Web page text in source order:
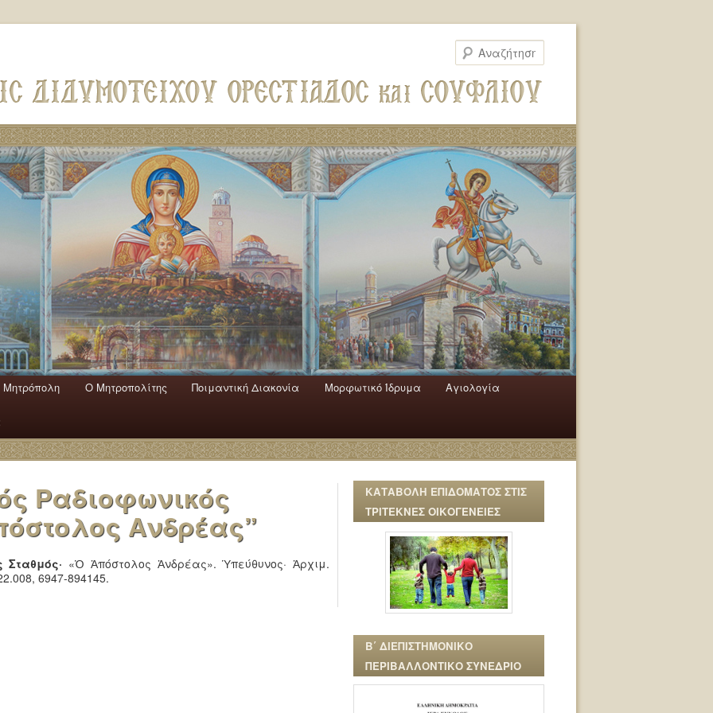
Mητρόπολη Ο Mητροπολίτης Ποιμαντική Διακονία Μορφωτικό Ίδρυμα Αγιολογία
Ραδιοφωνικός
Ανδρέας”
Σταθμός· «Ὁ Ἀπόστολος Ἀνδρέας». Ὑπεύθυνος· Ἀρχιμ.
6947-894145.
ΚΑΤΑΒΟΛΗ ΕΠΙΔΟΜΑΤΟΣ ΣΤΙΣ
ΤΡΙΤΕΚΝΕΣ ΟΙΚΟΓΕΝΕΙΕΣ
Β΄ ΔΙΕΠΙΣΤΗΜΟΝΙΚΟ
ΠΕΡΙΒΑΛΛΟΝΤΙΚΟ ΣΥΝΕΔΡΙΟ